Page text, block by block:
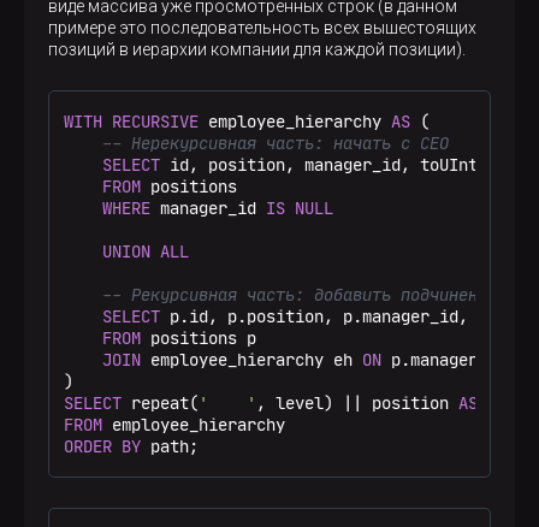
виде массива уже просмотренных строк (в данном
примере это последовательность всех вышестоящих
позиций в иерархии компании для каждой позиции).
WITH RECURSIVE employee_hierarchy AS (
-- Нерекурсивная часть: начать с CEO
SELECT id, position, manager_id, toUInt16(
FROM positions
WHERE manager_id IS NULL
UNION ALL
-- Рекурсивная часть: добавить подчиненных
SELECT p.id, p.position, p.manager_id,
FROM positions p
JOIN employee_hierarchy eh ON p.manager_id
SELECT repeat( '    ' , level) || position AS
FROM
ORDER BY path;